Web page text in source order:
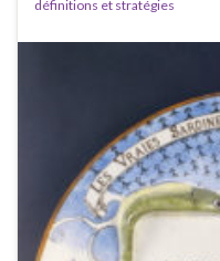
définitions et stratégies